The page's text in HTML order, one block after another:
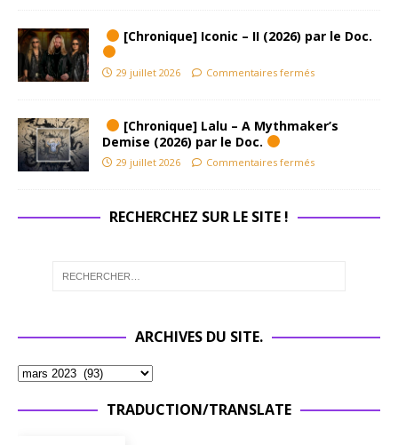
[Chronique] Iconic – II (2026) par le Doc.
29 juillet 2026 Commentaires fermés
[Chronique] Lalu – A Mythmaker’s
Demise (2026) par le Doc.
29 juillet 2026 Commentaires fermés
RECHERCHEZ SUR LE SITE !
ARCHIVES DU SITE.
TRADUCTION/TRANSLATE